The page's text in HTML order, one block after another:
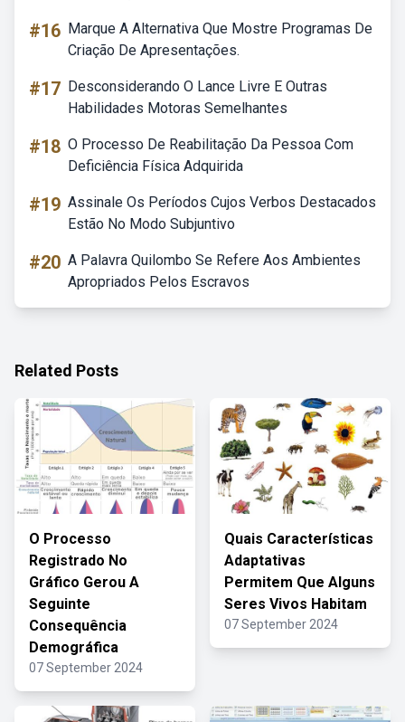
#16 Marque A Alternativa Que Mostre Programas De
Criação De Apresentações.
#17 Desconsiderando O Lance Livre E Outras
Habilidades Motoras Semelhantes
#18 O Processo De Reabilitação Da Pessoa Com
Deficiência Física Adquirida
#19 Assinale Os Períodos Cujos Verbos Destacados
Estão No Modo Subjuntivo
#20 A Palavra Quilombo Se Refere Aos Ambientes
Apropriados Pelos Escravos
Related Posts
O Processo
Registrado No
Gráfico Gerou A
Seguinte
Consequência
Demográfica
07 September 2024
Quais Características
Adaptativas
Permitem Que Alguns
Seres Vivos Habitam
07 September 2024